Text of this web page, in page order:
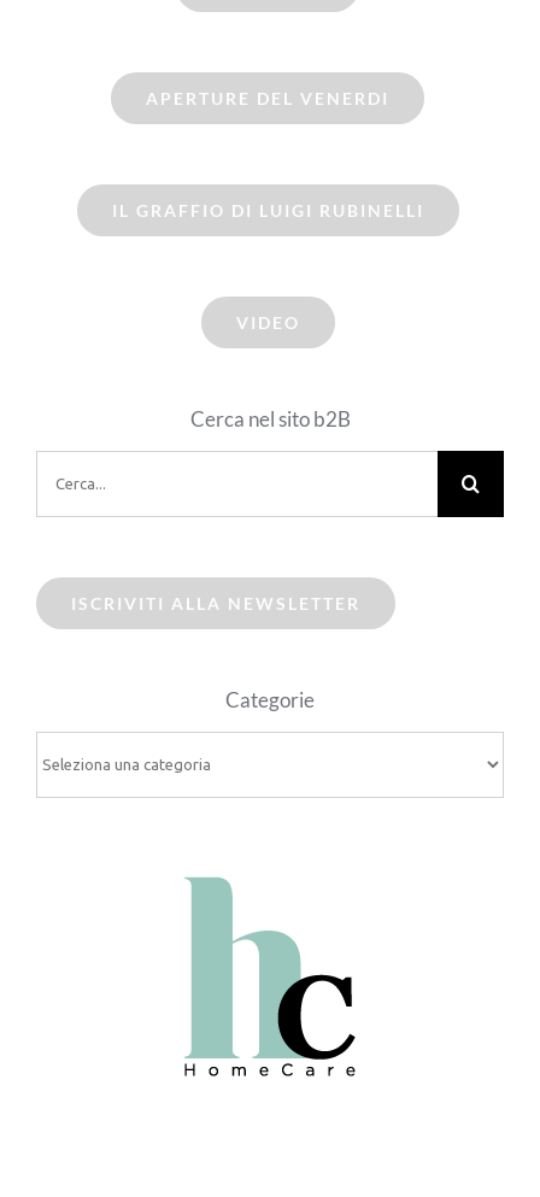
APERTURE DEL VENERDI
IL GRAFFIO DI LUIGI RUBINELLI
VIDEO
Cerca nel sito b2B
per:
ISCRIVITI ALLA NEWSLETTER
Categorie